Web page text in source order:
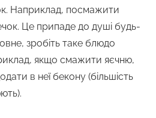
Наприклад, посмажити
Це припаде до душі будь-
зробіть таке блюдо
якщо смажити яєчню,
в неї бекону (більшість